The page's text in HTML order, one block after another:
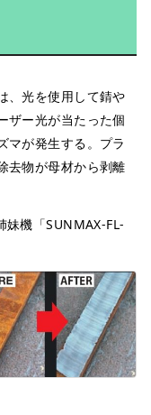
、光を使用して錆や
ザー光が当たった個
マが発生する。プラ
去物が母材から剥離
機「SUNMAX-FL-